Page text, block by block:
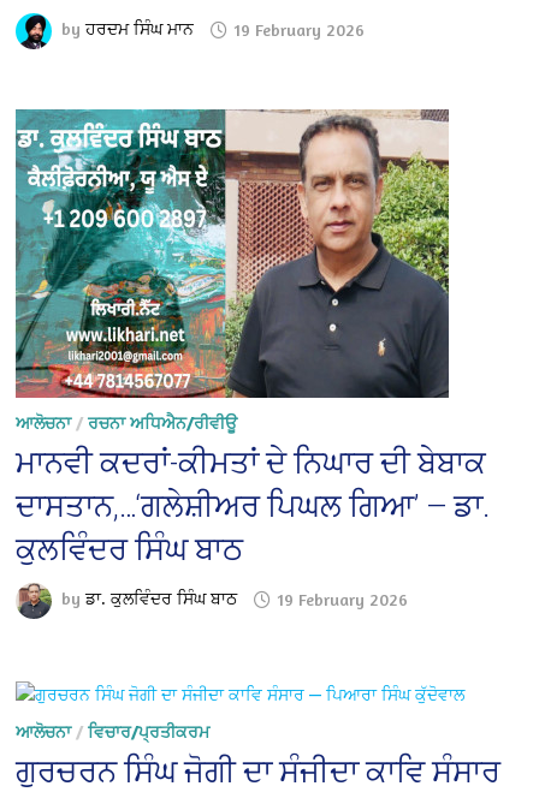
byਹਰਦਮ ਸਿੰਘ ਮਾਨ 19 February 2026
ਆਲੋਚਨਾ/ਰਚਨਾ ਅਧਿਐਨ/ਰੀਵੀਊ
ਮਾਨਵੀ ਕਦਰਾਂ-ਕੀਮਤਾਂ ਦੇ ਨਿਘਾਰ ਦੀ ਬੇਬਾਕ
ਦਾਸਤਾਨ,…‘ਗਲੇਸ਼ੀਅਰ ਪਿਘਲ ਗਿਆ’ — ਡਾ.
ਕੁਲਵਿੰਦਰ ਸਿੰਘ ਬਾਠ
byਡਾ. ਕੁਲਵਿੰਦਰ ਸਿੰਘ ਬਾਠ 19 February 2026
ਆਲੋਚਨਾ/ਵਿਚਾਰ/ਪ੍ਰਤੀਕਰਮ
ਗੁਰਚਰਨ ਸਿੰਘ ਜੋਗੀ ਦਾ ਸੰਜੀਦਾ ਕਾਵਿ ਸੰਸਾਰ